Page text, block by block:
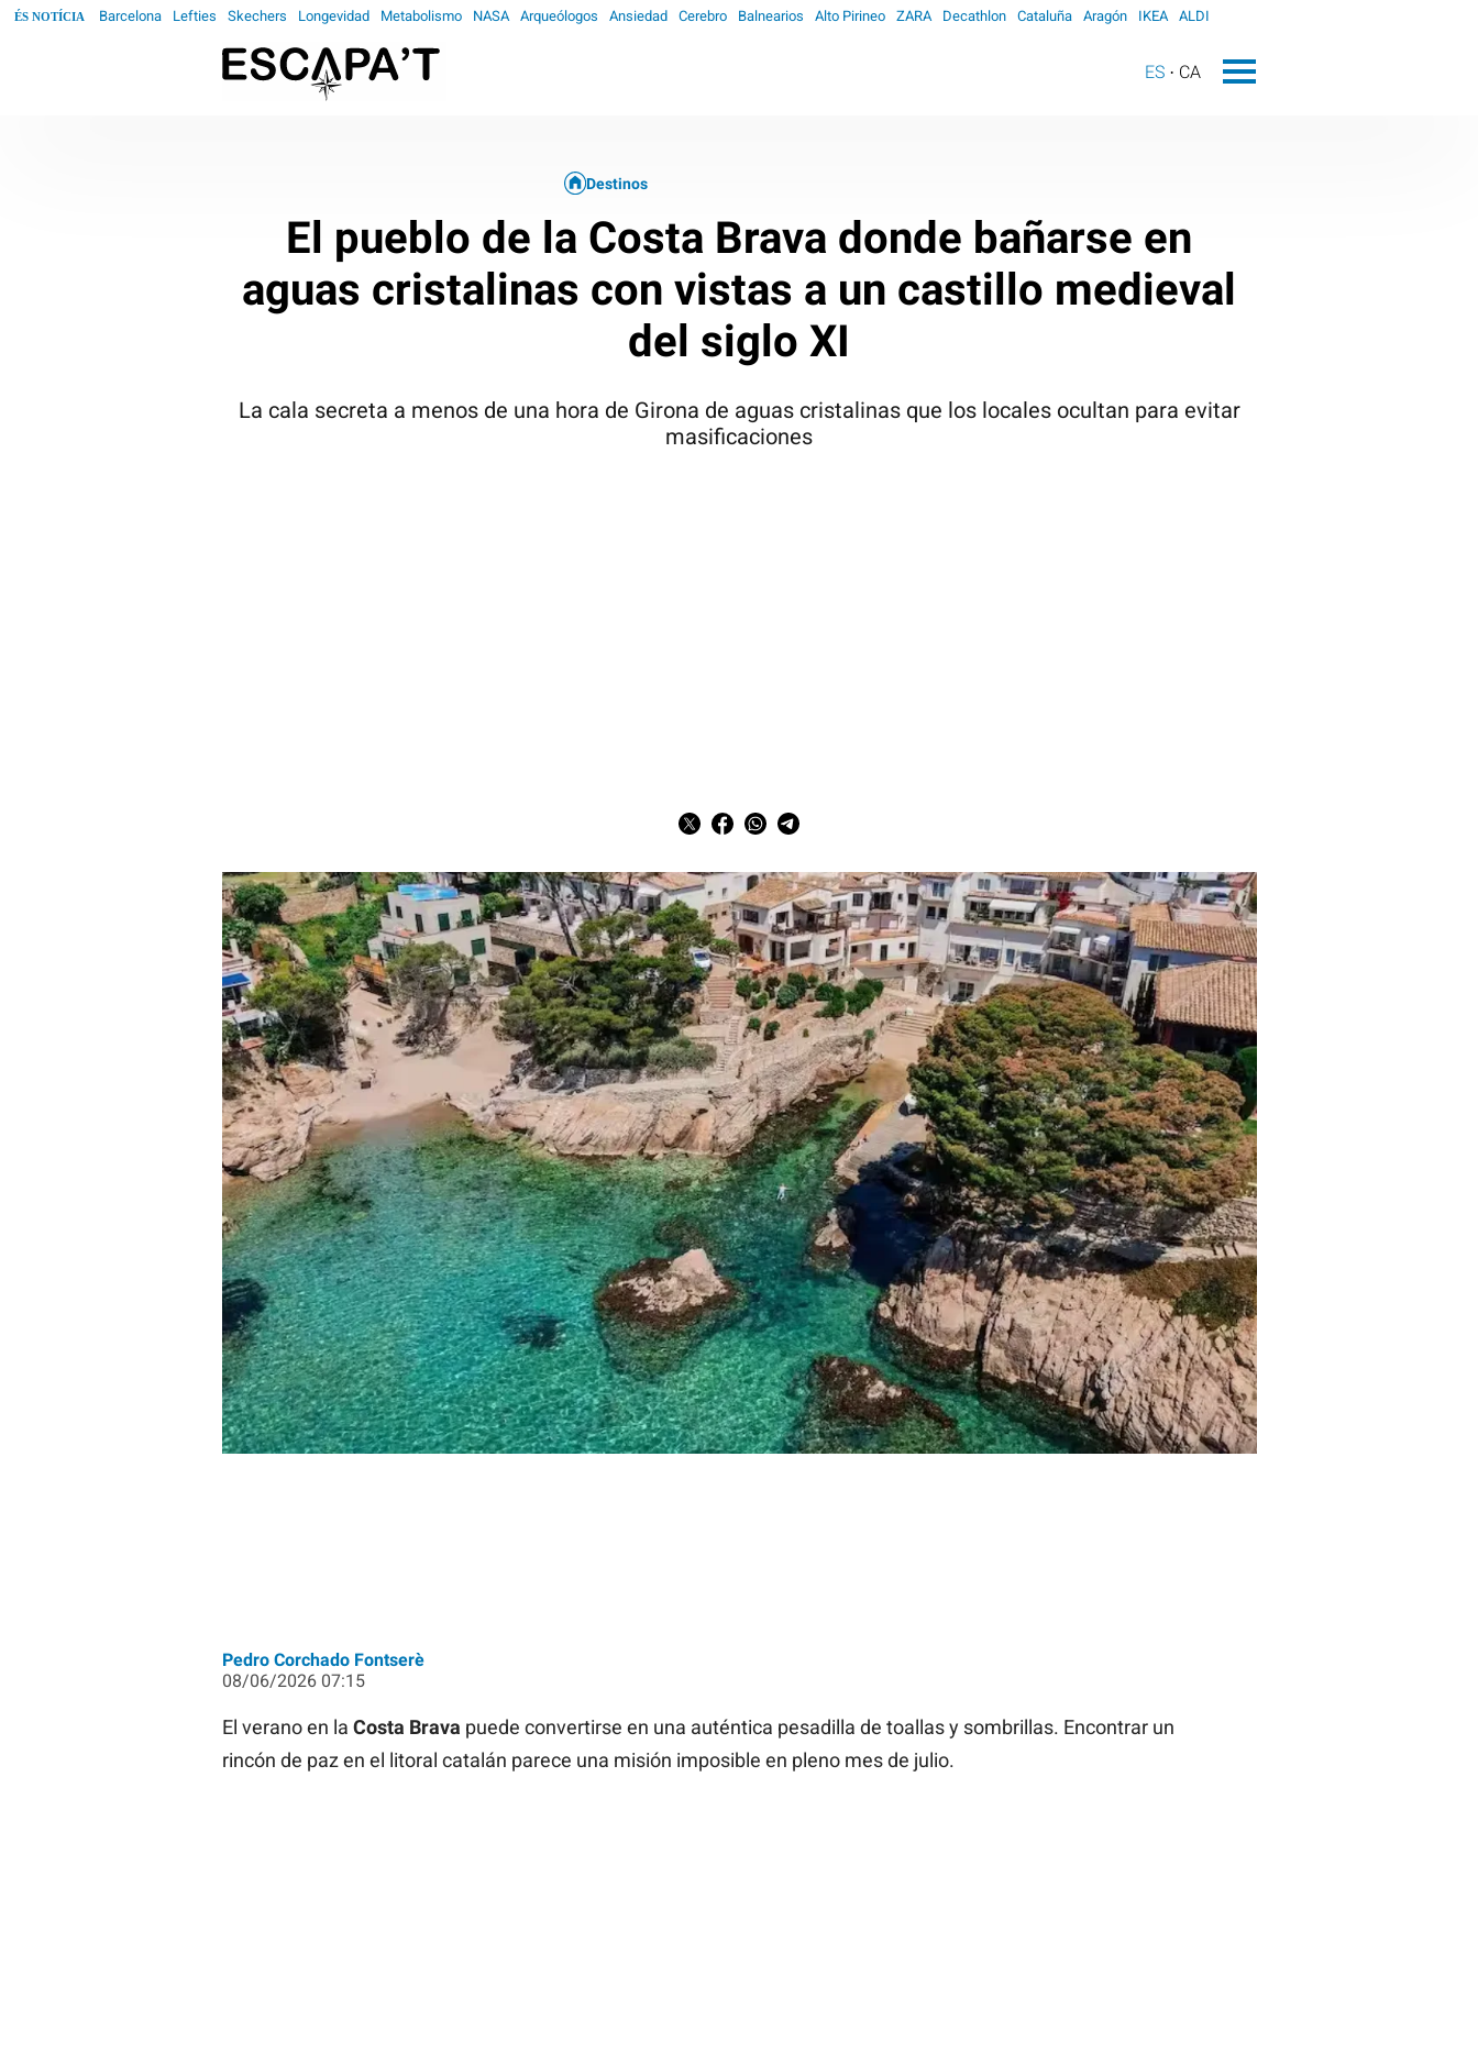
ÉS NOTÍCIA Barcelona Lefties Skechers Longevidad Metabolismo NASA Arqueólogos Ansiedad Cerebro Balnearios Alto Pirineo ZARA Decathlon Cataluña Aragón IKEA ALDI
ES CA
Destinos
El pueblo de la Costa Brava donde bañarse en
aguas cristalinas con vistas a un castillo medieval
del siglo XI
La cala secreta a menos de una hora de Girona de aguas cristalinas que los locales ocultan para evitar
masificaciones
Pedro Corchado Fontserè
08/06/2026 07:15
El verano en la Costa Brava puede convertirse en una auténtica pesadilla de toallas y sombrillas. Encontrar un
rincón de paz en el litoral catalán parece una misión imposible en pleno mes de julio.